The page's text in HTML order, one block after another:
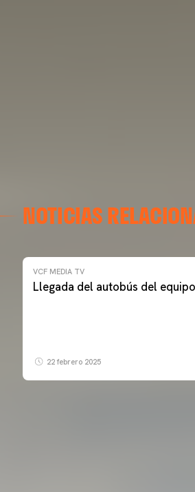
NOTICIAS
VCF MEDIA TV
Llegada del autobús del equipo
22 febrero 2025